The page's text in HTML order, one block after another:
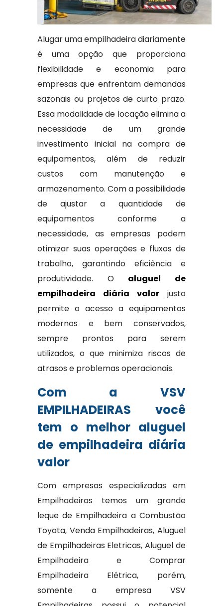
Alugar uma empilhadeira diariamente
é uma opção que proporciona
flexibilidade e economia para
empresas que enfrentam demandas
sazonais ou projetos de curto prazo.
Essa modalidade de locação elimina a
necessidade de um grande
investimento inicial na compra de
equipamentos, além de reduzir
custos com manutenção e
armazenamento. Com a possibilidade
de ajustar a quantidade de
equipamentos conforme a
necessidade, as empresas podem
otimizar suas operações e fluxos de
trabalho, garantindo eficiência e
produtividade. O aluguel de
empilhadeira diária valor justo
permite o acesso a equipamentos
modernos e bem conservados,
sempre prontos para serem
utilizados, o que minimiza riscos de
atrasos e problemas operacionais.
Com a VSV
EMPILHADEIRAS você
tem o melhor aluguel
de empilhadeira diária
valor
Com empresas especializadas em
Empilhadeiras temos um grande
leque de Empilhadeira a Combustão
Toyota, Venda Empilhadeiras, Aluguel
de Empilhadeiras Eletricas, Aluguel de
Empilhadeira e Comprar
Empilhadeira Elétrica, porém,
somente a empresa VSV